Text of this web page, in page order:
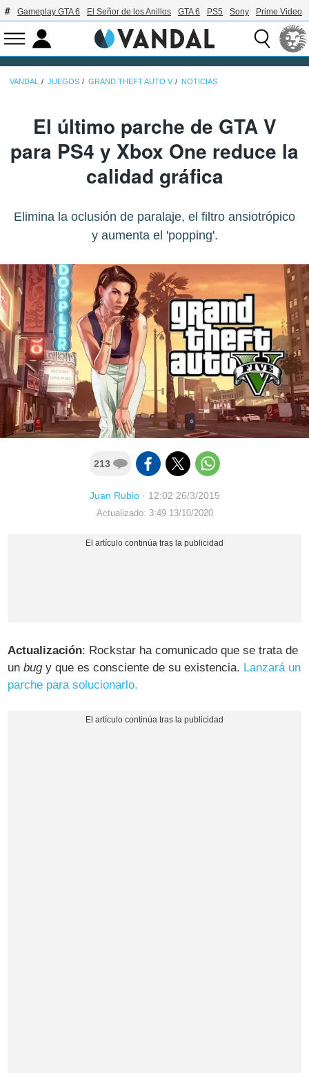
Gameplay GTA 6 El Señor de los Anillos GTA 6 PS5 Sony Prime Video
VANDAL JUEGOS GRAND THEFT AUTO V NOTICIAS
El último parche de GTA V
para PS4 y Xbox One reduce la
calidad gráfica
Elimina la oclusión de paralaje, el filtro ansiotrópico
y aumenta el 'popping'.
213
Juan Rubio· 12:02 26/3/2015
Actualizado: 3:49 13/10/2020
Actualización: Rockstar ha comunicado que se trata de
unbugy que es consciente de su existencia. Lanzará un
parche para solucionarlo.